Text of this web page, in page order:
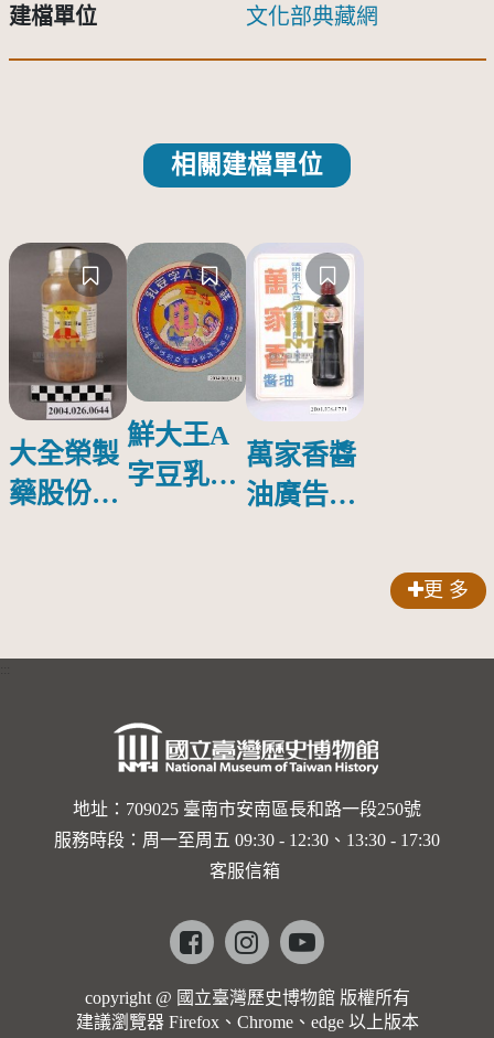
建檔單位 文化部典藏網
相關建檔單位
大全榮製
藥股份有
鮮大王A
字豆乳罐
萬家香醬
油廣告塑
更 多
地址：709025 臺南市安南區長和路一段250號
服務時段：周一至周五 09:30 - 12:30、13:30 - 17:30
客服信箱
Facebookinstagramyoutube
copyright @ 國立臺灣歷史博物館 版權所有
建議瀏覽器 Firefox、Chrome、edge 以上版本